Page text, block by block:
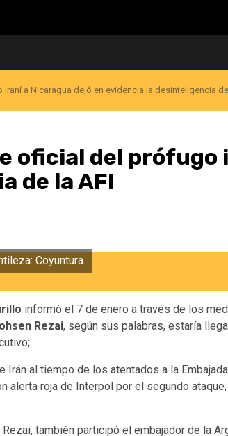
a Nicaragua dejó en evidencia la desinteligencia
oficial del prófugo
de la AFI
Coyuntura.
informó el 7 de enero a través de los
Rezai, según sus palabras, estaría
Irán al tiempo de los atentados a la
alerta roja de Interpol por el segundo ataque,
también participó el embajador de la